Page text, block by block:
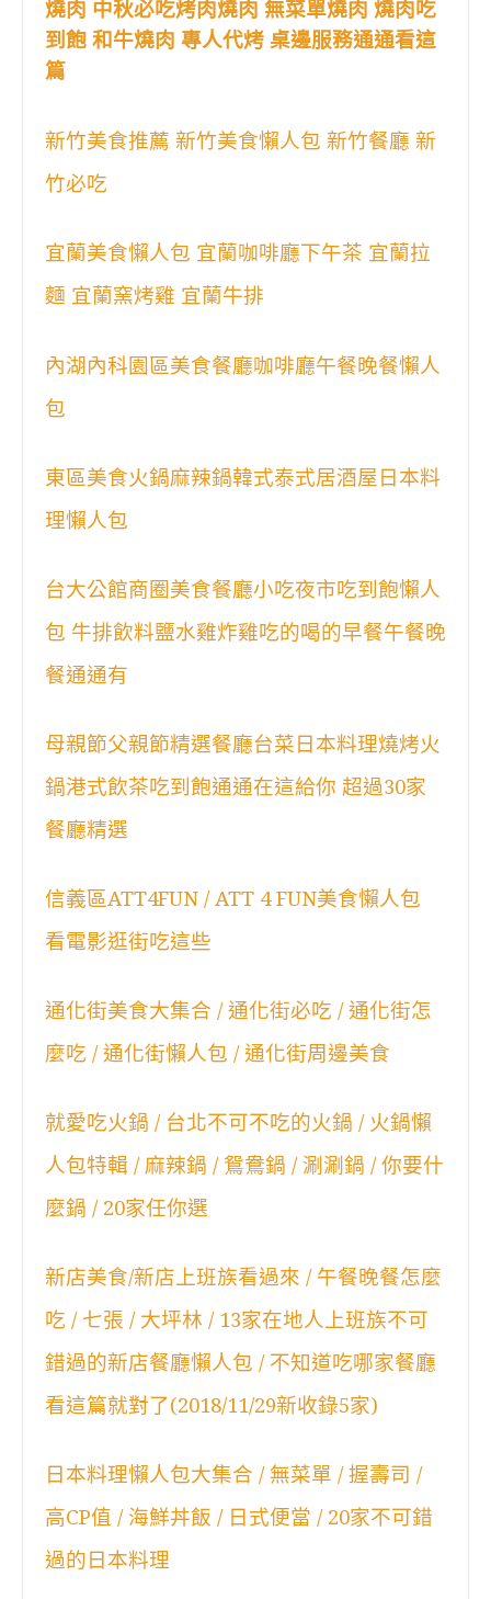
燒肉 中秋必吃烤肉燒肉 無菜單燒肉 燒肉吃
到飽 和牛燒肉 專人代烤 桌邊服務通通看這
篇
新竹美食推薦 新竹美食懶人包 新竹餐廳 新
竹必吃
宜蘭美食懶人包 宜蘭咖啡廳下午茶 宜蘭拉
麵 宜蘭窯烤雞 宜蘭牛排
內湖內科園區美食餐廳咖啡廳午餐晚餐懶人
包
東區美食火鍋麻辣鍋韓式泰式居酒屋日本料
理懶人包
台大公館商圈美食餐廳小吃夜市吃到飽懶人
包 牛排飲料鹽水雞炸雞吃的喝的早餐午餐晚
餐通通有
母親節父親節精選餐廳台菜日本料理燒烤火
鍋港式飲茶吃到飽通通在這給你 超過30家
餐廳精選
信義區ATT4FUN / ATT 4 FUN美食懶人包
看電影逛街吃這些
通化街美食大集合 / 通化街必吃 / 通化街怎
麼吃 / 通化街懶人包 / 通化街周邊美食
就愛吃火鍋 / 台北不可不吃的火鍋 / 火鍋懶
人包特輯 / 麻辣鍋 / 鴛鴦鍋 / 涮涮鍋 / 你要什
麼鍋 / 20家任你選
新店美食/新店上班族看過來 / 午餐晚餐怎麼
吃 / 七張 / 大坪林 / 13家在地人上班族不可
錯過的新店餐廳懶人包 / 不知道吃哪家餐廳
看這篇就對了(2018/11/29新收錄5家)
日本料理懶人包大集合 / 無菜單 / 握壽司 /
高CP值 / 海鮮丼飯 / 日式便當 / 20家不可錯
過的日本料理